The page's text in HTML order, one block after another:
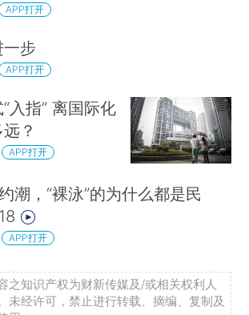
APP打开
步
APP打开
入指” 离国际化
？
APP打开
潮，“裸泳”的为什么都是民
APP打开
之知识产权为财新传媒及/或相关权利人
未经许可，禁止进行转载、摘编、复制及